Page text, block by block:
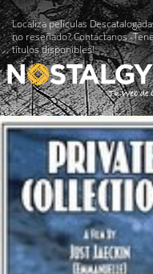
Localiza películas
no reseñado? Contáctanos -
títulos disponibles!